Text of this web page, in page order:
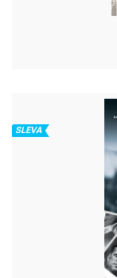
SLEVA